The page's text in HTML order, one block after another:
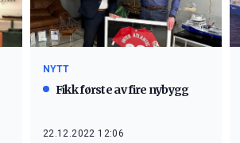
NYTT
Fikk første av fire nybygg
22.12.2022 12:06